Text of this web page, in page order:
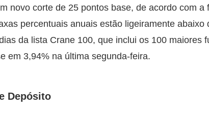
novo corte de 25 pontos base, de acordo com a
percentuais anuais estão ligeiramente abaixo
da lista Crane 100, que inclui os 100 maiores
em 3,94% na última segunda-feira.
Depósito